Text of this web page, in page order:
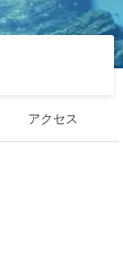
アクセス